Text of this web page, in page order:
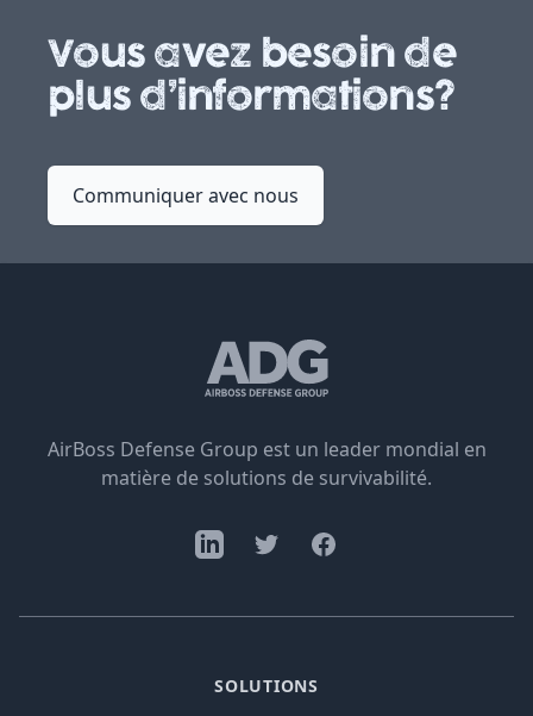
Vous avez besoin de
plus d’informations?
Communiquer avec nous
AirBoss Defense Group est un leader mondial en
matière de solutions de survivabilité.
SOLUTIONS